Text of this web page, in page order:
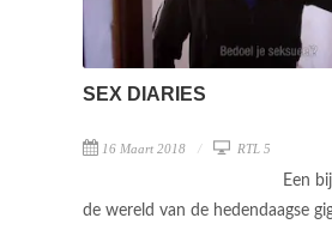
SEX DIARIES
16 Maart 2018 RTL 5
Een
de wereld van de hedendaagse